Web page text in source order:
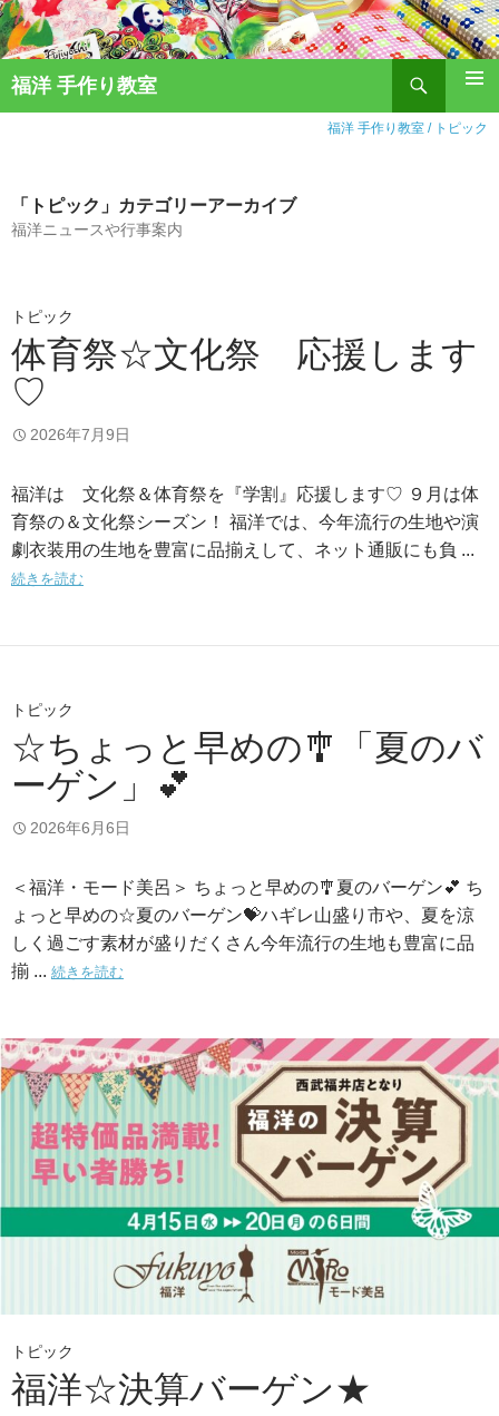
福洋 手作り教室
ツ
へ
プ
福洋 手作り教室 / トピック
「トピック」カテゴリーアーカイブ
福洋ニュースや行事案内
トピック
体育祭☆文化祭 応援します
♡
2026年7月9日
福洋は 文化祭＆体育祭を『学割』応援します♡ ９月は体
育祭の＆文化祭シーズン！ 福洋では、今年流行の生地や演
劇衣装用の生地を豊富に品揃えして、ネット通販にも負 ...
続きを読む
トピック
☆ちょっと早めの🎐「夏のバ
ーゲン」💕
2026年6月6日
＜福洋・モード美呂＞ ちょっと早めの🎐夏のバーゲン💕 ち
ょっと早めの☆夏のバーゲン💝ハギレ山盛り市や、夏を涼
しく過ごす素材が盛りだくさん今年流行の生地も豊富に品
揃 ... 続きを読む
トピック
福洋☆決算バーゲン★